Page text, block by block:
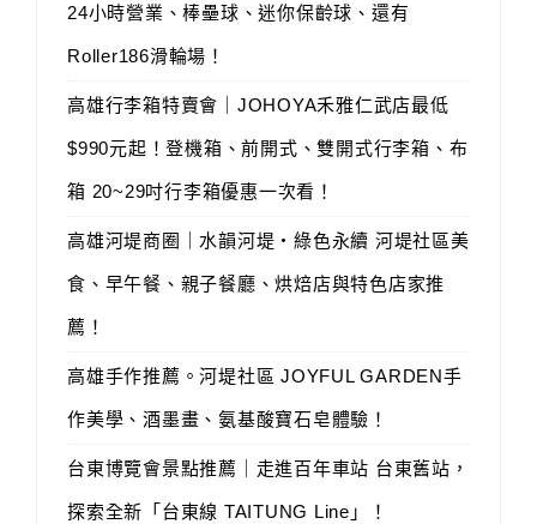
24小時營業、棒壘球、迷你保齡球、還有
Roller186滑輪場！
高雄行李箱特賣會｜JOHOYA禾雅仁武店最低
$990元起！登機箱、前開式、雙開式行李箱、布
箱 20~29吋行李箱優惠一次看！
高雄河堤商圈｜水韻河堤‧綠色永續 河堤社區美
食、早午餐、親子餐廳、烘焙店與特色店家推
薦！
高雄手作推薦。河堤社區 JOYFUL GARDEN手
作美學、酒墨畫、氨基酸寶石皂體驗！
台東博覽會景點推薦｜走進百年車站 台東舊站，
探索全新「台東線 TAITUNG Line」！